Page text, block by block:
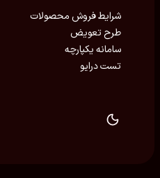
شرایط فروش محصولات
طرح تعویض
سامانه یکپارچه
تست درایو